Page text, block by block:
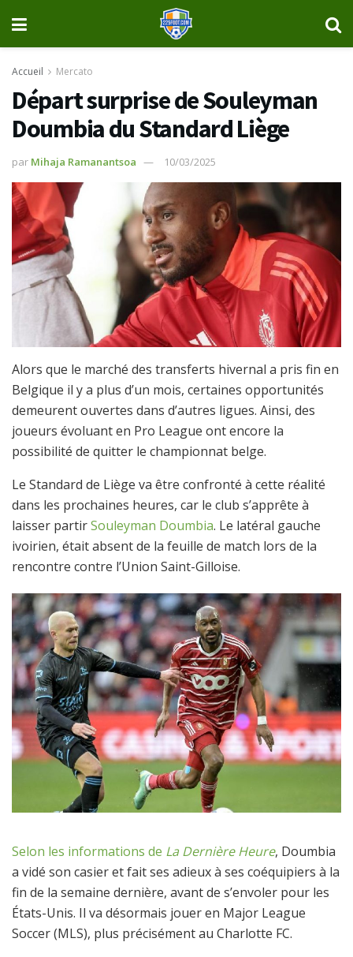
Accueil Mercato
Départ surprise de Souleyman
Doumbia du Standard Liège
par Mihaja Ramanantsoa 10/03/2025
Alors que le marché des transferts hivernal a pris fin en
Belgique il y a plus d’un mois, certaines opportunités
demeurent ouvertes dans d’autres ligues. Ainsi, des
joueurs évoluant en Pro League ont encore la
possibilité de quitter le championnat belge.
Le Standard de Liège va être confronté à cette réalité
dans les prochaines heures, car le club s’apprête à
laisser partirSouleyman Doumbia. Le latéral gauche
ivoirien, était absent de la feuille de match lors de la
rencontre contre l’Union Saint-Gilloise.
Selon les informations de La Dernière Heure, Doumbia
a vidé son casier et fait ses adieux à ses coéquipiers à la
fin de la semaine dernière, avant de s’envoler pour les
États-Unis. Il va désormais jouer en Major League
Soccer (MLS), plus précisément au Charlotte FC.